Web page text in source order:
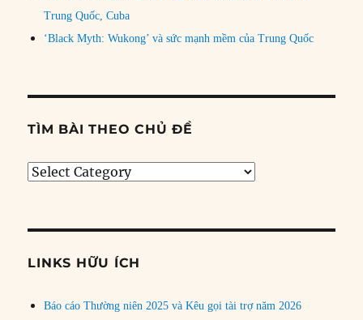
Trung Quốc, Cuba
‘Black Myth: Wukong’ và sức mạnh mềm của Trung Quốc
TÌM BÀI THEO CHỦ ĐỀ
Tìm
đề
LINKS HỮU ÍCH
Báo cáo Thường niên 2025 và Kêu gọi tài trợ năm 2026